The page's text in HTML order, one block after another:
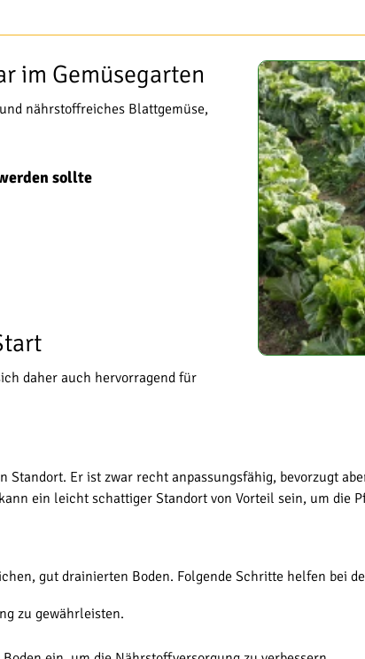
im Gemüsegarten
nährstoffreiches Blattgemüse,
sollte
daher auch hervorragend für
Er ist zwar recht anpassungsfähig, bevorzugt
ein leicht schattiger Standort von Vorteil sein, um die
gut drainierten Boden. Folgende Schritte helfen bei
zu gewährleisten.